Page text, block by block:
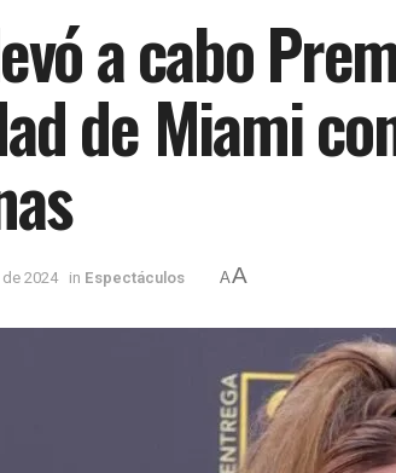
a cabo
de Miami
2024 in Espectáculos AA